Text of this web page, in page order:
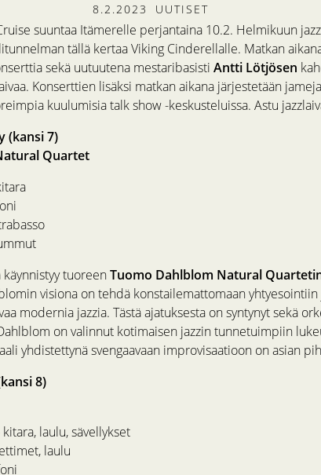
8.2.2023 UUTISET
suuntaa Itämerelle perjantaina 10.2. Helmikuun
tällä kertaa Viking Cinderellalle. Matkan
sekä uutuutena mestaribasisti Antti Lötjösen
Konserttien lisäksi matkan aikana järjestetään
kuulumisia talk show -keskusteluissa. Astu
(kansi 7)
Quartet
tuoreenTuomo Dahlblom Natural
visiona on tehdä konstailemattomaan
modernia jazzia. Tästä ajatuksesta on syntynyt sekä
on valinnut kotimaisen jazzin tunnetuimpiin
yhdistettynä svengaavaan improvisaatioon on asian
8)
laulu, sävellykset
laulu